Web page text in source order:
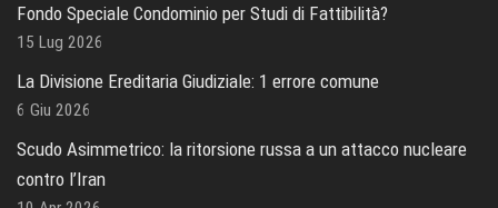
Fondo Speciale Condominio per Studi di Fattibilità?
15 Lug 2026
La Divisione Ereditaria Giudiziale: 1 errore comune
6 Giu 2026
Scudo Asimmetrico: la ritorsione russa a un attacco nucleare
contro l’Iran